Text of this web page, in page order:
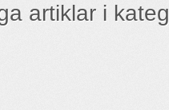
artiklar i